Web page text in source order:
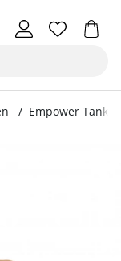
Empower Tank